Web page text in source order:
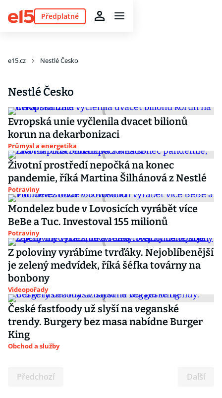
Předplatné
e15.cz Nestlé Česko
Nestlé Česko
Evropská unie vyčlenila dvacet bilionů
korun na dekarbonizaci
Průmysl a energetika
Životní prostředí nepočká na konec
pandemie, říká Martina Šilhánová z Nestlé
Potraviny
Mondelez bude v Lovosicích vyrábět více
BeBe a Tuc. Investoval 155 milionů
Potraviny
Z poloviny vyrábíme tvrďáky. Nejoblíbenější
je zelený medvídek, říká šéfka továrny na
bonbony
Videopořady
České fastfoody už slyší na veganské
trendy. Burgery bez masa nabídne Burger
King
Obchod a služby
Předchozí Další